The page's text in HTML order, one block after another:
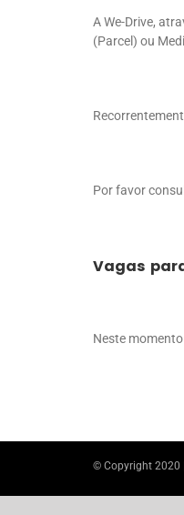
A We-Drive,
(Parcel) ou
Por favor
Vagas
Neste
© Copyright 2020